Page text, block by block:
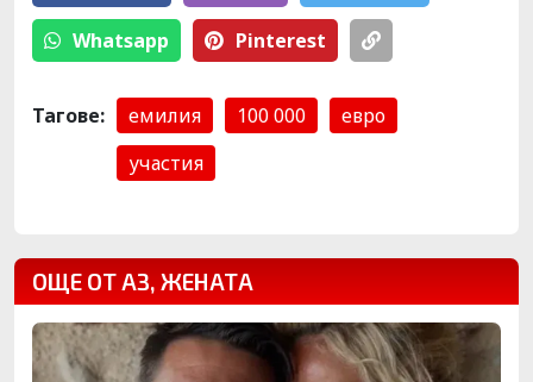
Whatsapp Pinterest
Тагове: емилия 100 000
евро
участия
ОЩЕ ОТ АЗ, ЖЕНАТА